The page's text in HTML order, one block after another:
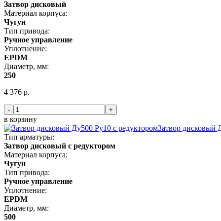
Затвор дисковый
Материал корпуса:
Чугун
Тип привода:
Ручное управление
Уплотнение:
EPDM
Диаметр, мм:
250
4 376 р.
- +
в корзину
Затвор дисковый
Тип арматуры:
Затвор дисковый с редуктором
Материал корпуса:
Чугун
Тип привода:
Ручное управление
Уплотнение:
EPDM
Диаметр, мм:
500